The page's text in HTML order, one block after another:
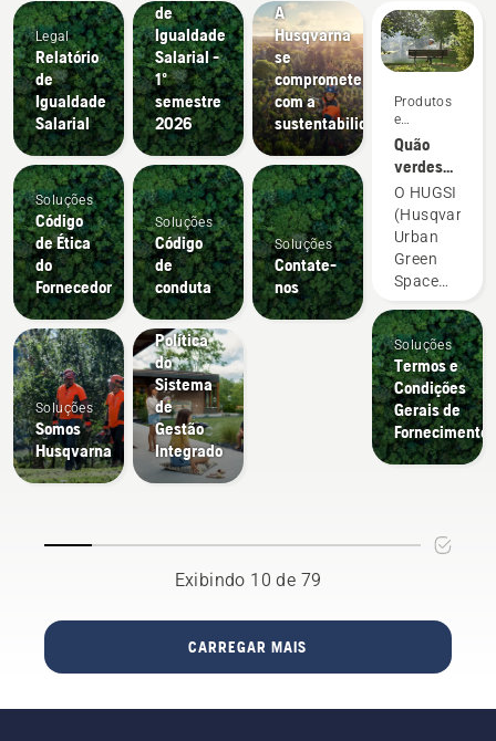
Legal
Relatório
de
Igualdade
Salarial
Soluções
Código
de Ética
do
Fornecedor
Soluções
Somos
Husqvarna
de
Igualdade
Salarial -
1º
semestre
2026
Soluções
Código
de
conduta
Soluções
Política
do
Sistema
de
Gestão
Integrado
A
Husqvarna
se
compromete
com a
sustentabilidade
Soluções
Contate-
nos
Produtos
e
inovações
Quão
verdes
são as
cidades
do
mundo?
O HUGSI
(Husqvarna
Urban
Green
Space
uma
solução
de
satélite
com IA
que
quantifica
em todo
verdes
Soluções
Termos e
Condições
Gerais de
Fornecimento
Exibindo 10 de 79
CARREGAR MAIS